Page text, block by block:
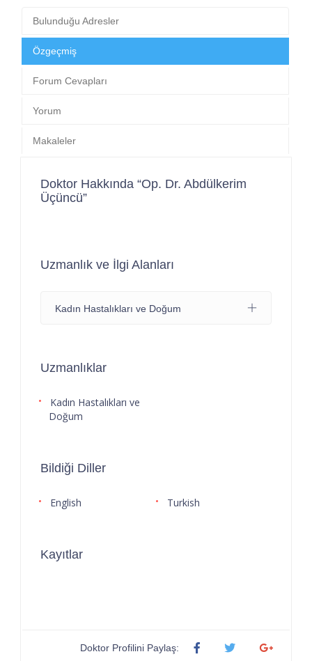
Bulunduğu Adresler
Özgeçmiş
Forum Cevapları
Yorum
Makaleler
Doktor Hakkında “Op. Dr. Abdülkerim
Üçüncü”
Uzmanlık ve İlgi Alanları
Kadın Hastalıkları ve Doğum
Uzmanlıklar
Kadın Hastalıkları ve
Doğum
Bildiği Diller
English Turkish
Kayıtlar
Doktor Profilini Paylaş: